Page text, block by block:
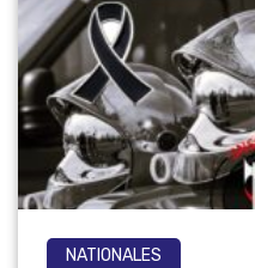
NATIONALES